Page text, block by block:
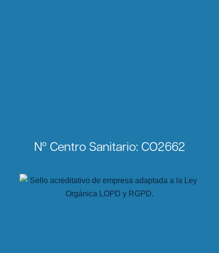
Nº Centro Sanitario: CO2662